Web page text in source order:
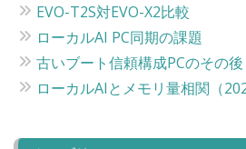
EVO-T2S対EVO-X2比較
ローカルAI PC同期の課題
古いブート信頼構成PCのその後
ローカルAIとメモリ量相関（